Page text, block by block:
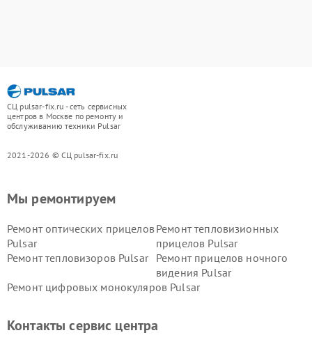
СЦ pulsar-fix.ru - сеть сервисных
центров в Москве по ремонту и
обслуживанию техники Pulsar
2021-2026 © СЦ pulsar-fix.ru
Мы ремонтируем
Ремонт оптических прицелов
Pulsar
Ремонт тепловизионных
прицелов Pulsar
Ремонт тепловизоров Pulsar
Ремонт прицелов ночного
видения Pulsar
Ремонт цифровых монокуляров Pulsar
Контакты сервис центра